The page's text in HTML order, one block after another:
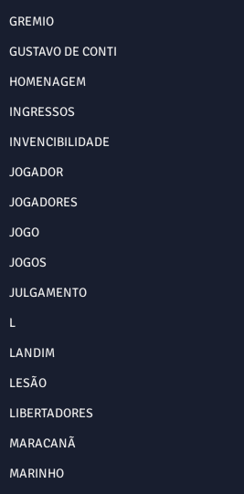
GREMIO
GUSTAVO DE CONTI
HOMENAGEM
INGRESSOS
INVENCIBILIDADE
JOGADOR
JOGADORES
JOGO
JOGOS
JULGAMENTO
L
LANDIM
LESÃO
LIBERTADORES
MARACANÃ
MARINHO